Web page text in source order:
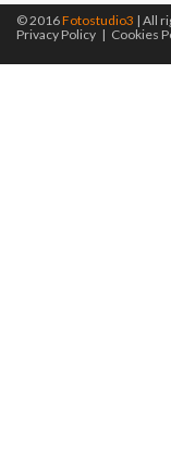
© 2016Fotostudio3 | All
Privacy Policy | Cookies